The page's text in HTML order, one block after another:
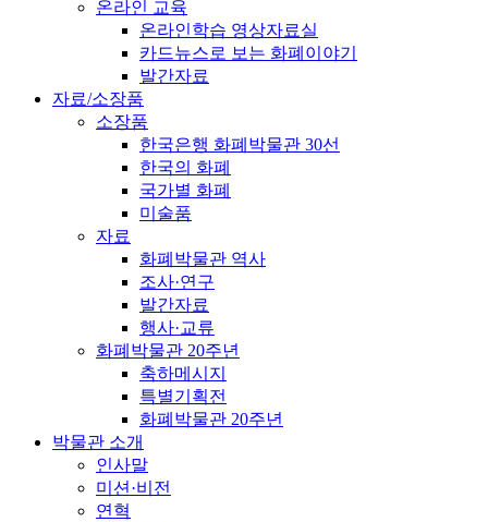
온라인 교육
온라인학습 영상자료실
카드뉴스로 보는 화폐이야기
발간자료
자료/소장품
소장품
한국은행 화폐박물관 30선
한국의 화폐
국가별 화폐
미술품
자료
화폐박물관 역사
조사·연구
발간자료
행사·교류
화폐박물관 20주년
축하메시지
특별기획전
화폐박물관 20주년
박물관 소개
인사말
미션·비전
연혁